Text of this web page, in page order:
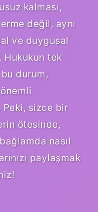
kalması,
değil, aynı
ve duygusal
tek
durum,
sizce bir
ötesinde,
nasıl
paylaşmak